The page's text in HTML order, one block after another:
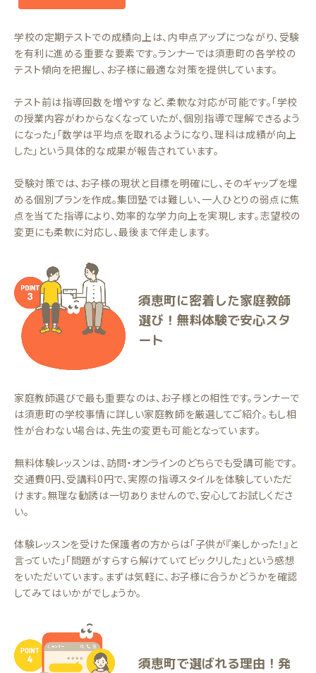
学校の定期テストでの成績向上は、内申点アップにつながり、受験
を有利に進める重要な要素です。ランナーでは須恵町の各学校の
テスト傾向を把握し、お子様に最適な対策を提供しています。
テスト前は指導回数を増やすなど、柔軟な対応が可能です。「学校
の授業内容がわからなくなっていたが、個別指導で理解できるよう
になった」「数学は平均点を取れるようになり、理科は成績が向上
した」という具体的な成果が報告されています。
受験対策では、お子様の現状と目標を明確にし、そのギャップを埋
める個別プランを作成。集団塾では難しい、一人ひとりの弱点に焦
点を当てた指導により、効率的な学力向上を実現します。志望校の
変更にも柔軟に対応し、最後まで伴走します。
須恵町に密着した家庭教師
選び！無料体験で安心スタ
ート
家庭教師選びで最も重要なのは、お子様との相性です。ランナーで
は須恵町の学校事情に詳しい家庭教師を厳選してご紹介。もし相
性が合わない場合は、先生の変更も可能となっています。
無料体験レッスンは、訪問・オンラインのどちらでも受講可能です。
交通費0円、受講料0円で、実際の指導スタイルを体験していただ
けます。無理な勧誘は一切ありませんので、安心してお試しくださ
い。
体験レッスンを受けた保護者の方からは「子供が『楽しかった！』と
言っていた」「問題がすらすら解けていてビックリした」という感想
をいただいています。まずは気軽に、お子様に合うかどうかを確認
してみてはいかがでしょうか。
須恵町で選ばれる理由！発